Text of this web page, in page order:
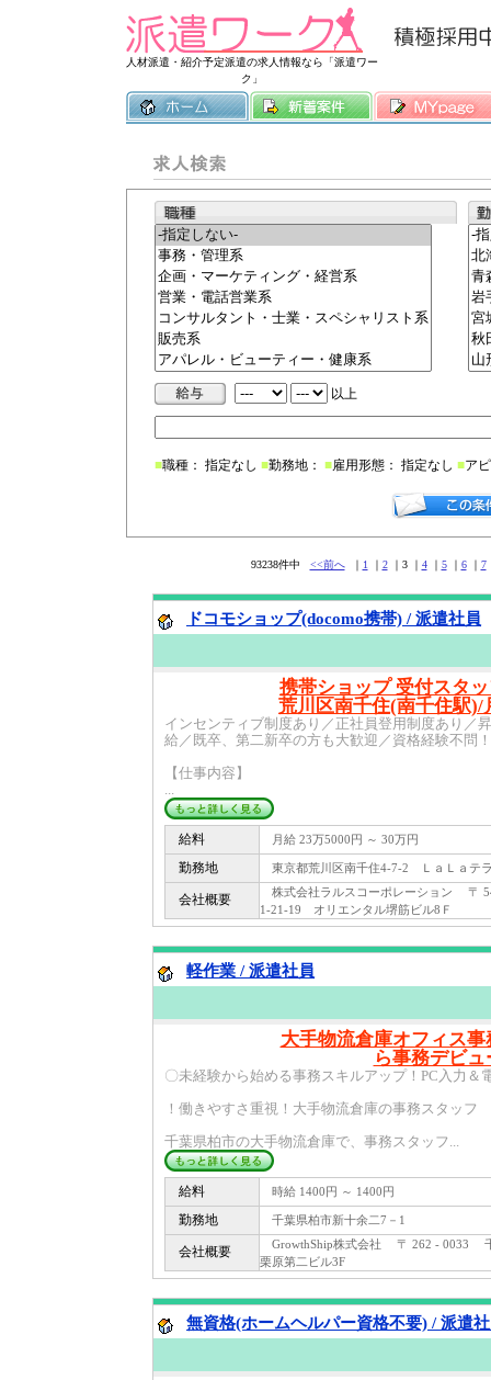
人材派遣・紹介予定派遣の求人情報なら「派遣ワー
ク」
常時3500件以
以上
■職種： 指定なし ■勤務地： ■雇用形態： 指定なし ■ア
93238件中 <<前へ｜ 1 ｜ 2｜3 ｜ 4｜ 5｜ 6｜ 7
ドコモショップ(docomo携帯) / 派遣社員
携帯ショップ 受付スタ
荒川区南千住(南千住駅)/
インセンティブ制度あり／正社員登用制度あり／
給／既卒、第二新卒の方も大歓迎／資格経験不問
【仕事内容】
...
給料 月給 23万5000円 ～ 30万円
勤務地 東京都荒川区南千住4-7-2 ＬａＬａテ
会社概要
株式会社ラルスコーポレーション 〒
1-21-19 オリエンタル堺筋ビル8Ｆ
軽作業 / 派遣社員
大手物流倉庫オフィス
ら事務デビュ
〇未経験から始める事務スキルアップ！PC入力＆
！働きやすさ重視！大手物流倉庫の事務スタッフ
千葉県柏市の大手物流倉庫で、事務スタッフ...
給料 時給 1400円 ～ 1400円
勤務地 千葉県柏市新十余二7－1
会社概要
GrowthShip株式会社 〒 262 - 0033 千
栗原第二ビル3F
無資格(ホームヘルパー資格不要) / 派遣